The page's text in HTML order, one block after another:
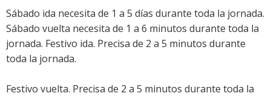
Sábado ida necesita de 1 a 5 días durante toda la jornada.
Sábado vuelta necesita de 1 a 6 minutos durante toda la
jornada. Festivo ida. Precisa de 2 a 5 minutos durante
toda la jornada.
Festivo vuelta. Precisa de 2 a 5 minutos durante toda la